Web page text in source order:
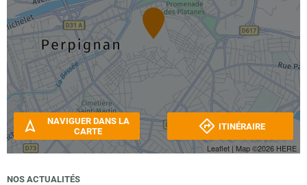
Leaflet | Map ©2026 HERE
NAVIGUER DANS LA
CARTE
ITINÉRAIRE
NOS ACTUALITÉS